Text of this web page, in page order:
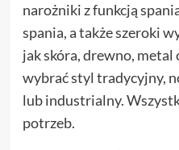
narożniki z funkcją
spania, a także szeroki
jak skóra, drewno,
wybrać styl tradycyjny,
lub industrialny.
potrzeb.